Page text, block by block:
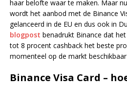
haar belofte waar te maken. Maar
wordt het aanbod met de Binance
gelanceerd in de EU en dus ook in
blogpost benadrukt Binance dat
tot 8 procent cashback het beste
momenteel op de markt beschikbaar
Binance Visa Card –